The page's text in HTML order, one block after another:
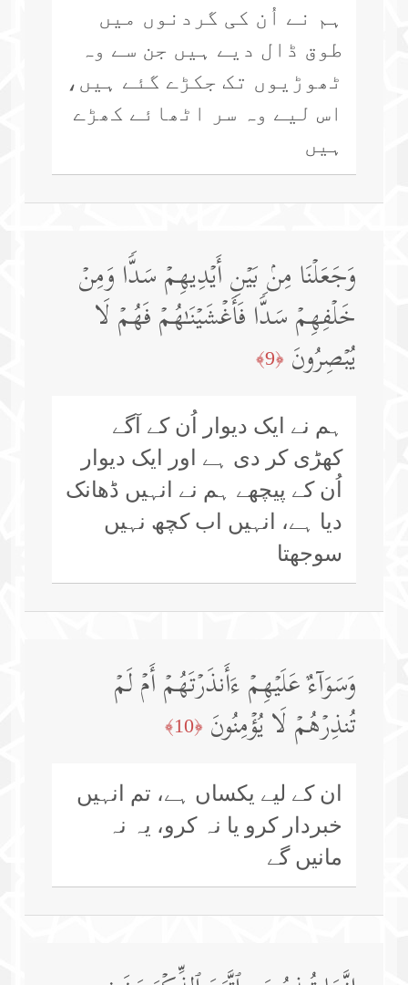
ہم نے اُن کی گردنوں میں
طوق ڈال دیے ہیں جن سے وہ
ٹھوڑیوں تک جکڑے گئے ہیں،
اس لیے وہ سر اٹھائے کھڑے
ہیں
وَجَعَلۡنَا مِنۢ بَیۡنِ أَیۡدِیهِمۡ سَدࣰّا وَمِنۡ
خَلۡفِهِمۡ سَدࣰّا فَأَغۡشَیۡنَـٰهُمۡ فَهُمۡ لَا
یُبۡصِرُونَ ﴿9﴾
ہم نے ایک دیوار اُن کے آگے
کھڑی کر دی ہے اور ایک دیوار
اُن کے پیچھے ہم نے انہیں ڈھانک
دیا ہے، انہیں اب کچھ نہیں
سوجھتا
وَسَوَاۤءٌ عَلَیۡهِمۡ ءَأَنذَرۡتَهُمۡ أَمۡ لَمۡ
تُنذِرۡهُمۡ لَا یُؤۡمِنُونَ ﴿10﴾
ان کے لیے یکساں ہے، تم انہیں
خبردار کرو یا نہ کرو، یہ نہ
مانیں گے